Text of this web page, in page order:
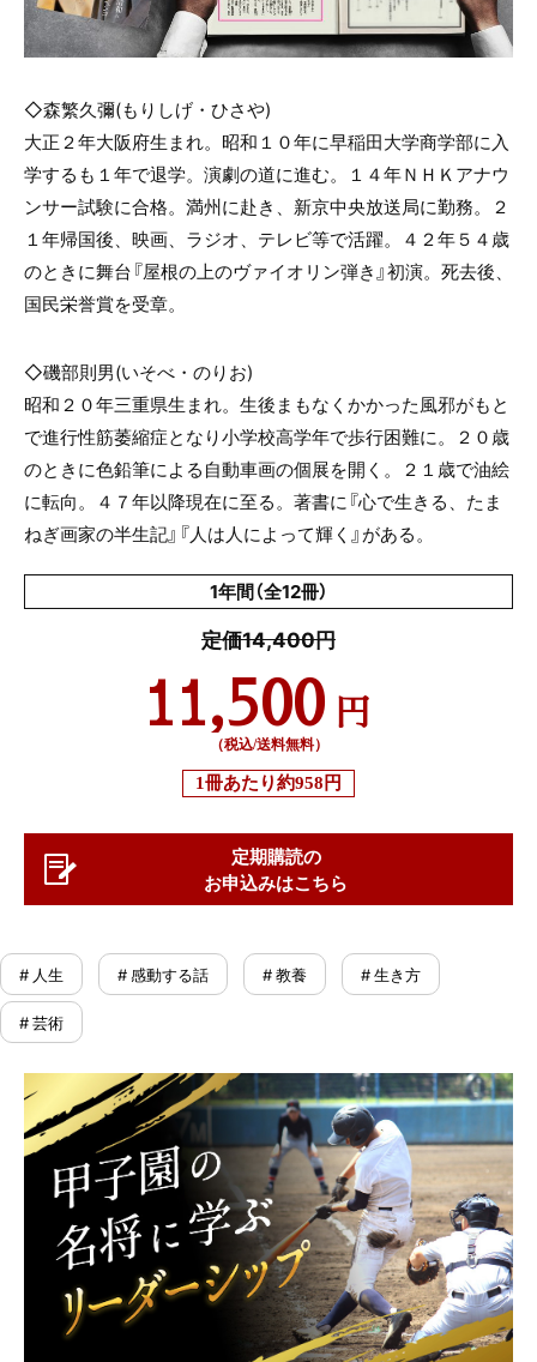
◇森繁久彌(もりしげ・ひさや)
大正２年大阪府生まれ。昭和１０年に早稲田大学商学部に入
学するも１年で退学。演劇の道に進む。１４年ＮＨＫアナウ
ンサー試験に合格。満州に赴き、新京中央放送局に勤務。２
１年帰国後、映画、ラジオ、テレビ等で活躍。４２年５４歳
のときに舞台『屋根の上のヴァイオリン弾き』初演。死去後、
国民栄誉賞を受章。
◇磯部則男(いそべ・のりお)
昭和２０年三重県生まれ。生後まもなくかかった風邪がもと
で進行性筋萎縮症となり小学校高学年で歩行困難に。２０歳
のときに色鉛筆による自動車画の個展を開く。２１歳で油絵
に転向。４７年以降現在に至る。著書に『心で生きる、たま
ねぎ画家の半生記』『人は人によって輝く』がある。
1年間（全12冊）
定価14,400円
11,500 円
（税込/送料無料）
1冊あたり約958円
定期購読の
お申込みはこちら
# 人生 # 感動する話 # 教養 # 生き方
# 芸術